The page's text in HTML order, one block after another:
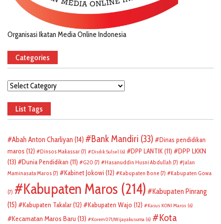
Organisasi Ikatan Media Online Indonesia
Categories
Categories
List Tags
Abah Anton Charliyan (14) Bank Mandiri (33)
Dinas pendidikan
maros (12) Dinsos Makassar (7) Disdik Sulsel (6) DPP LANTIK(11)
DPP LKKN
(13)
Dunia Pendidikan (11) G20 (7) Hasanuddin Husni Abdullah (7)
Jalan
Maminasata Maros (7) Kabinet Jokowi (12) Kabupaten Bone (7) Kabupaten Gowa
(7) Kabupaten Maros (214)
Kabupaten Pinrang
(15)
Kabupaten Takalar(12) Kabupaten Wajo (12) Kasus KONI Maros (6)
Kecamatan Maros Baru (13) Korem 071/Wijayakusuma (6)
Kota